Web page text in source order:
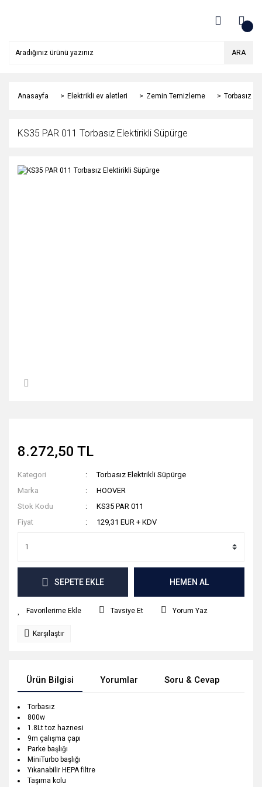
ARA
Anasayfa Elektrikli ev aletleri Zemin Temizleme Torbasız
KS35 PAR 011 Torbasız Elektirikli Süpürge
8.272,50 TL
Kategori
Torbasız Elektrikli Süpürge
Marka
HOOVER
Stok Kodu
KS35 PAR 011
Fiyat
129,31 EUR + KDV
SEPETE EKLE HEMEN AL
Tavsiye Et Yorum Yaz
Karşılaştır
Ürün Bilgisi Yorumlar Soru & Cevap
Torbasız
800w
1.8Lt toz haznesi
9m çalışma çapı
Parke başlığı
MiniTurbo başlığı
Yıkanabilir HEPA filtre
Taşıma kolu